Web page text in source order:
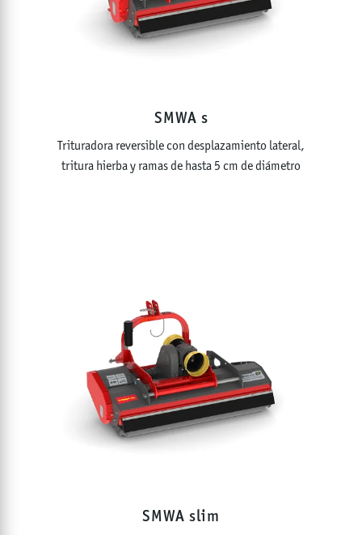
SMWA s
Trituradora reversible con desplazamiento lateral,
tritura hierba y ramas de hasta 5 cm de diámetro
SMWA slim